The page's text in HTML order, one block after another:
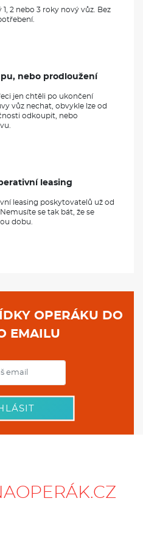
svému kvalitnímu zpracování
Tento hatchback je k
včetně benzinových
, což umožňuje vybrat si model
Golf se vyznačuje moderním
a vysokým stupněm
2 nebo 3 roky nový vůz. Bez
nebo prodloužení
jen chtěli po ukončení
vůz nechat, obvykle lze od
odkoupit, nebo
leasing
leasing poskytovatelů už od
se tak bát, že se
dobu.
OPERÁKU DO
EMAILU